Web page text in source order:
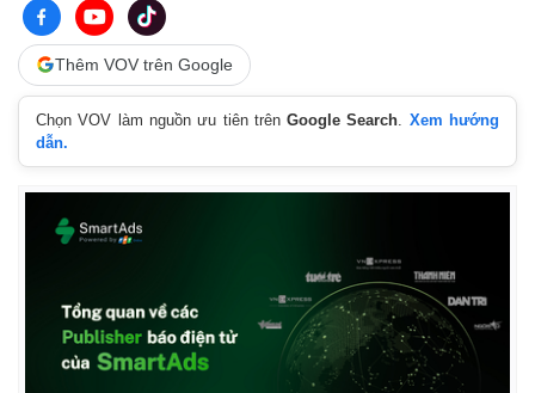
Kinh tế
Bất động sản
Khởi nghiệp
Thị trường
Giá vàng
Chứng khoán
Giá cà phê
Thêm VOV trên Google
Chọn VOV làm nguồn ưu tiên trênGoogle Search
Xem hướng
dẫn.